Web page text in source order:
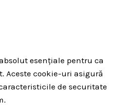
esențiale pentru ca
Aceste cookie-uri asigură
de securitate